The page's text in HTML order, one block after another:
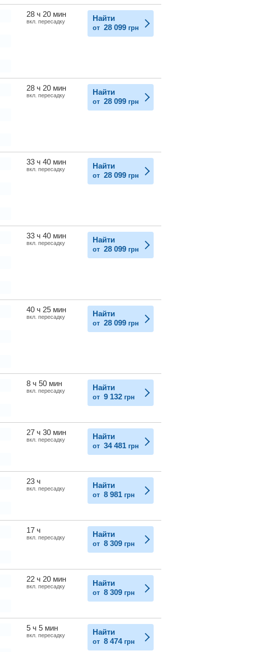
28 ч 20 мин
вкл. пересадку Найти
от 28 099 грн
28 ч 20 мин
вкл. пересадку Найти
от 28 099 грн
33 ч 40 мин
вкл. пересадку Найти
от 28 099 грн
33 ч 40 мин
вкл. пересадку Найти
от 28 099 грн
40 ч 25 мин
вкл. пересадку Найти
от 28 099 грн
8 ч 50 мин
вкл. пересадку Найти
от 9 132 грн
27 ч 30 мин
вкл. пересадку Найти
от 34 481 грн
23 ч
вкл. пересадку Найти
от 8 981 грн
17 ч
вкл. пересадку Найти
от 8 309 грн
22 ч 20 мин
вкл. пересадку Найти
от 8 309 грн
5 ч 5 мин
вкл. пересадку Найти
от 8 474 грн